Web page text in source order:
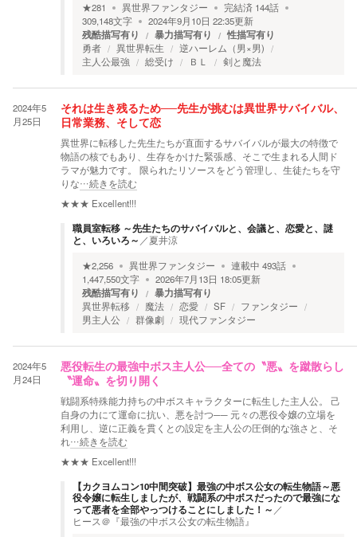
★281 異世界ファンタジー 完結済 144話
309,148文字 2024年9月10日 22:35更新
残酷描写有り 暴力描写有り 性描写有り
勇者 異世界転生
逆ハーレム（男×男)
主人公最強
総受け ＢＬ 剣と魔法
2024年5
月25日
それは生き残るため──先生が挑むは異世界サバイバル、
日常業務、そして恋
異世界に転移した先生たちが直面するサバイバルが最大の特徴で
物語の核でもあり、生存をかけた緊張感、そこで生まれる人間ド
ラマが魅力です。 限られたリソースをどう管理し、生徒たちを守
りな…続きを読む
★★★ Excellent!!!
職員室転移 ～先生たちのサバイバルと、会議と、恋愛と、謎
と、いろいろ～ ／夏井涼
★2,256 異世界ファンタジー 連載中 493話
1,447,550文字 2026年7月13日 18:05更新
残酷描写有り 暴力描写有り
異世界転移 魔法 恋愛 SF
ファンタジー
男主人公
群像劇 現代ファンタジー
2024年5
月24日
悪役転生の最強中ボス主人公──全ての〝悪〟を蹴散らし
〝運命〟を切り開く
戦闘系特殊能力持ちの中ボスキャラクターに転生した主人公。 己
自身の力にて運命に抗い、悪を討つ── 元々の悪役令嬢の立場を
利用し、逆に正義を貫くとの設定を主人公の圧倒的な強さと、そ
れ…続きを読む
★★★ Excellent!!!
【カクヨムコン10中間突破】最強の中ボス公女の転生物語～悪
役令嬢に転生しましたが、戦闘系の中ボスだったので最強にな
って悪者を全部やっつけることにしました！～ ／
ヒース＠『最強の中ボス公女の転生物語』